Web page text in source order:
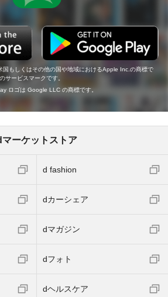
もしくはその他の国や地域におけるApple Inc.の商標で
ービスマークです。
ロゴは Google LLC の商標です。
マーケットストア
d fashion
dカーシェア
dマガジン
dフォト
dヘルスケア